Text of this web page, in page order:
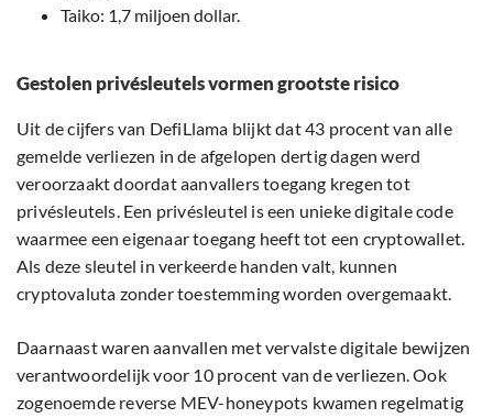
Taiko: 1,7 miljoen dollar.
Gestolen privésleutels vormen grootste risico
Uit de cijfers van DefiLlama blijkt dat 43 procent van alle
gemelde verliezen in de afgelopen dertig dagen werd
veroorzaakt doordat aanvallers toegang kregen tot
privésleutels. Een privésleutel is een unieke digitale code
waarmee een eigenaar toegang heeft tot een cryptowallet.
Als deze sleutel in verkeerde handen valt, kunnen
cryptovaluta zonder toestemming worden overgemaakt.
Daarnaast waren aanvallen met vervalste digitale bewijzen
verantwoordelijk voor 10 procent van de verliezen. Ook
zogenoemde reverse MEV-honeypots kwamen regelmatig